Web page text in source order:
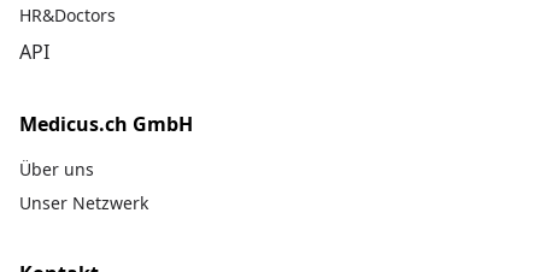
HR&Doctors
API
Medicus.ch GmbH
Über uns
Unser Netzwerk